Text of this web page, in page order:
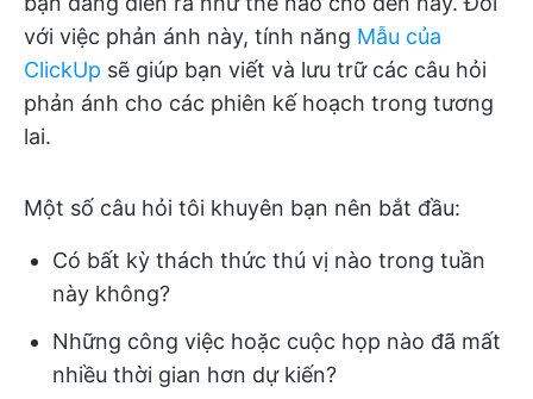
với việc phản ánh này, tính năng Mẫu của
ClickUp sẽ giúp bạn viết và lưu trữ các câu hỏi
phản ánh cho các phiên kế hoạch trong tương
lai.
Một số câu hỏi tôi khuyên bạn nên bắt đầu:
Có bất kỳ thách thức thú vị nào trong tuần
này không?
Những công việc hoặc cuộc họp nào đã mất
nhiều thời gian hơn dự kiến?